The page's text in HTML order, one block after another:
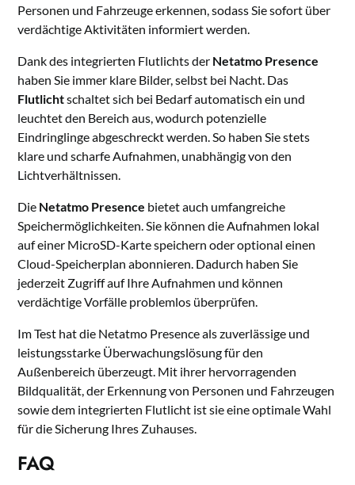
Personen und Fahrzeuge erkennen, sodass Sie sofort über
verdächtige Aktivitäten informiert werden.
Dank des integrierten Flutlichts der Netatmo Presence
haben Sie immer klare Bilder, selbst bei Nacht. Das
Flutlichtschaltet sich bei Bedarf automatisch ein und
leuchtet den Bereich aus, wodurch potenzielle
Eindringlinge abgeschreckt werden. So haben Sie stets
klare und scharfe Aufnahmen, unabhängig von den
Lichtverhältnissen.
Die Netatmo Presence bietet auch umfangreiche
Speichermöglichkeiten. Sie können die Aufnahmen lokal
auf einer MicroSD-Karte speichern oder optional einen
Cloud-Speicherplan abonnieren. Dadurch haben Sie
jederzeit Zugriff auf Ihre Aufnahmen und können
verdächtige Vorfälle problemlos überprüfen.
Im Test hat die Netatmo Presence als zuverlässige und
leistungsstarke Überwachungslösung für den
Außenbereich überzeugt. Mit ihrer hervorragenden
Bildqualität, der Erkennung von Personen und Fahrzeugen
sowie dem integrierten Flutlicht ist sie eine optimale Wahl
für die Sicherung Ihres Zuhauses.
FAQ